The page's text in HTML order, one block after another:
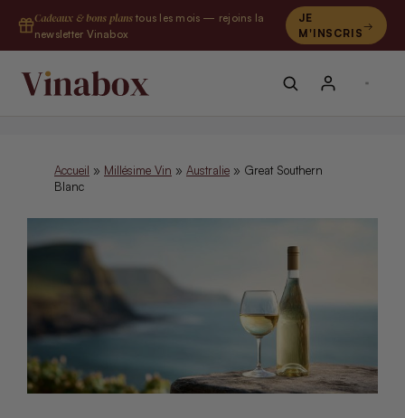
contenu
Cadeaux & bons plans tous les mois — rejoins la
newsletter Vinabox
JE
M'INSCRIS
Accueil » Millésime Vin » Australie » Great Southern
Blanc